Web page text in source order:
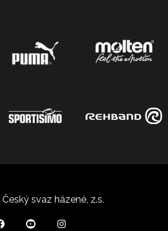
svaz házené, z.s.